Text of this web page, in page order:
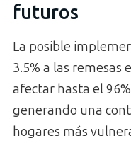
futuros
La posible
3.5% a las remesas
afectar hasta el
generando una
hogares más